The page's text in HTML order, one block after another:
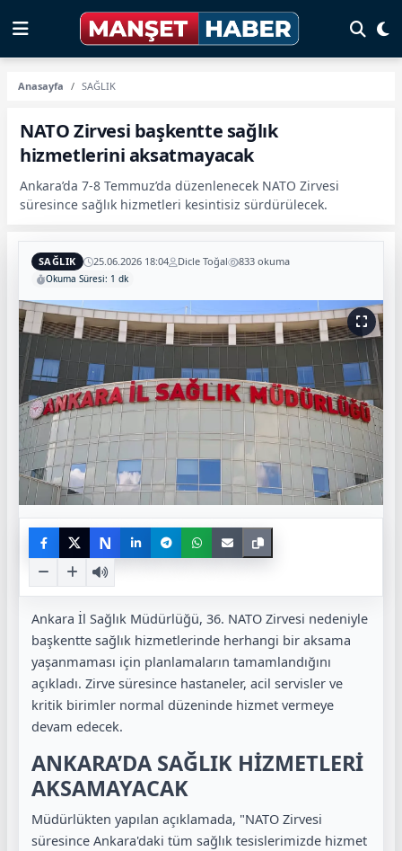
Anasayfa SAĞLIK
NATO Zirvesi başkentte sağlık
hizmetlerini aksatmayacak
Ankara’da 7-8 Temmuz’da düzenlenecek NATO Zirvesi
süresince sağlık hizmetleri kesintisiz sürdürülecek.
SAĞLIK 25.06.2026 18:04 Dicle Toğal 833 okuma
Okuma Süresi: 1 dk
N
Ankara İl Sağlık Müdürlüğü, 36. NATO Zirvesi nedeniyle
başkentte sağlık hizmetlerinde herhangi bir aksama
yaşanmaması için planlamaların tamamlandığını
açıkladı. Zirve süresince hastaneler, acil servisler ve
kritik birimler normal düzeninde hizmet vermeye
devam edecek.
ANKARA’DA SAĞLIK HİZMETLERİ
AKSAMAYACAK
Müdürlükten yapılan açıklamada, "NATO Zirvesi
süresince Ankara'daki tüm sağlık tesislerimizde hizmet